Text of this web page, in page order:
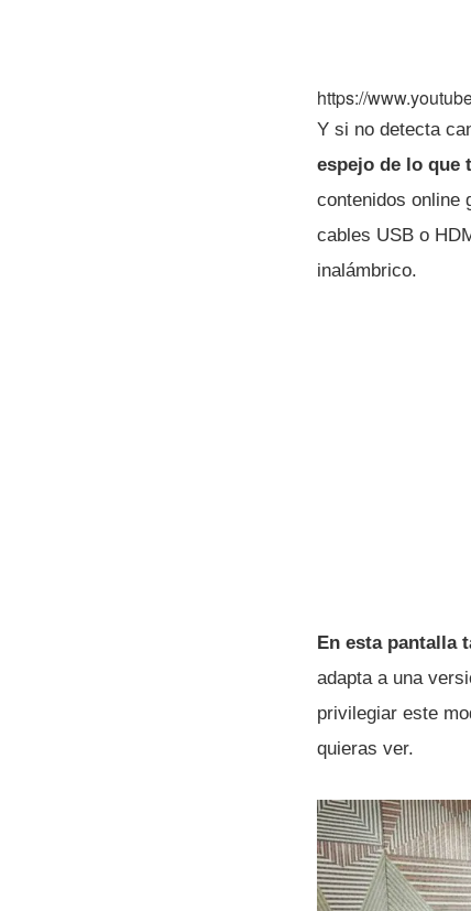
https://
Y si no detecta
espejo de lo que
contenidos online
cables USB o
inalámbrico.
En esta pantalla
adapta a una
privilegiar este
quieras ver.